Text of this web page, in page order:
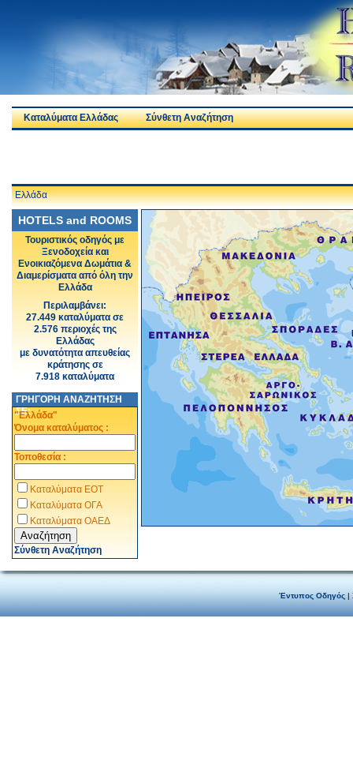
Καταλύματα Ελλάδας Σύνθετη Αναζήτηση
Ελλάδα
HOTELS and ROOMS
Τουριστικός οδηγός με
Ξενοδοχεία και
Ενοικιαζόμενα Δωμάτια &
Διαμερίσματα από όλη την
Ελλάδα
Περιλαμβάνει:
27.449 καταλύματα σε
2.576 περιοχές της
Ελλάδας
με δυνατότητα απευθείας
κράτησης σε
7.918 καταλύματα
ΓΡΗΓΟΡΗ ΑΝΑΖΗΤΗΣΗ
ΣΕ:
"Ελλάδα"
Όνομα καταλύματος :
Τοποθεσία :
Καταλύματα ΕΟΤ
Καταλύματα ΟΓΑ
Καταλύματα ΟΑΕΔ
Σύνθετη Αναζήτηση
Έντυπος Οδηγός|